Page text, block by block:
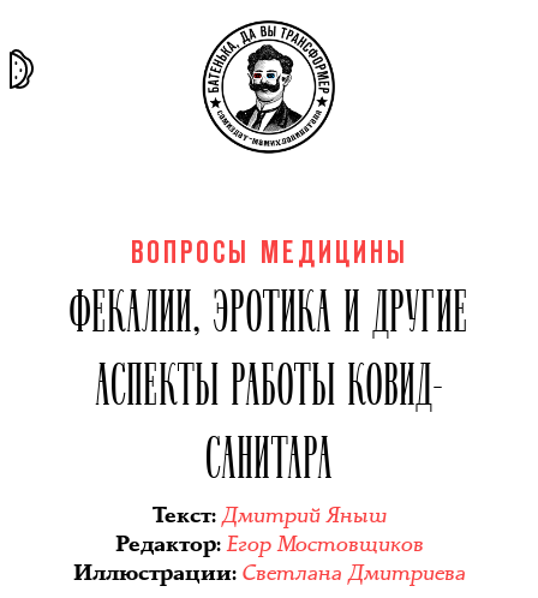
ВОПРОСЫ МЕДИЦИНЫ
ФЕКАЛИИ, ЭРОТИКА И ДРУГИЕ
АСПЕКТЫ РАБОТЫ КОВИД-
САНИТАРА
Текст:Дмитрий Яныш
Редактор:Егор Мостовщиков
Иллюстрации: Светлана Дмитриева